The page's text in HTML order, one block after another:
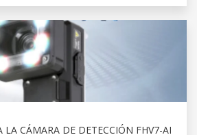
LA CÁMARA DE DETECCIÓN FHV7-AI